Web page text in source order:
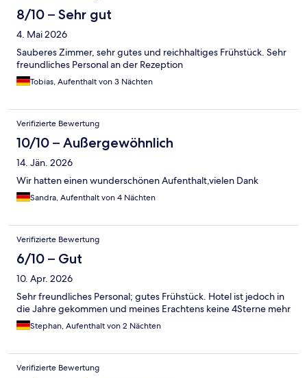
8/10 – Sehr gut
4. Mai 2026
Sauberes Zimmer, sehr gutes und reichhaltiges Frühstück. Sehr
freundliches Personal an der Rezeption
Tobias, Aufenthalt von 3 Nächten
Verifizierte Bewertung
10/10 – Außergewöhnlich
14. Jän. 2026
Wir hatten einen wunderschönen Aufenthalt,vielen Dank
Sandra, Aufenthalt von 4 Nächten
Verifizierte Bewertung
6/10 – Gut
10. Apr. 2026
Sehr freundliches Personal; gutes Frühstück. Hotel ist jedoch in
die Jahre gekommen und meines Erachtens keine 4Sterne mehr
Stephan, Aufenthalt von 2 Nächten
Verifizierte Bewertung